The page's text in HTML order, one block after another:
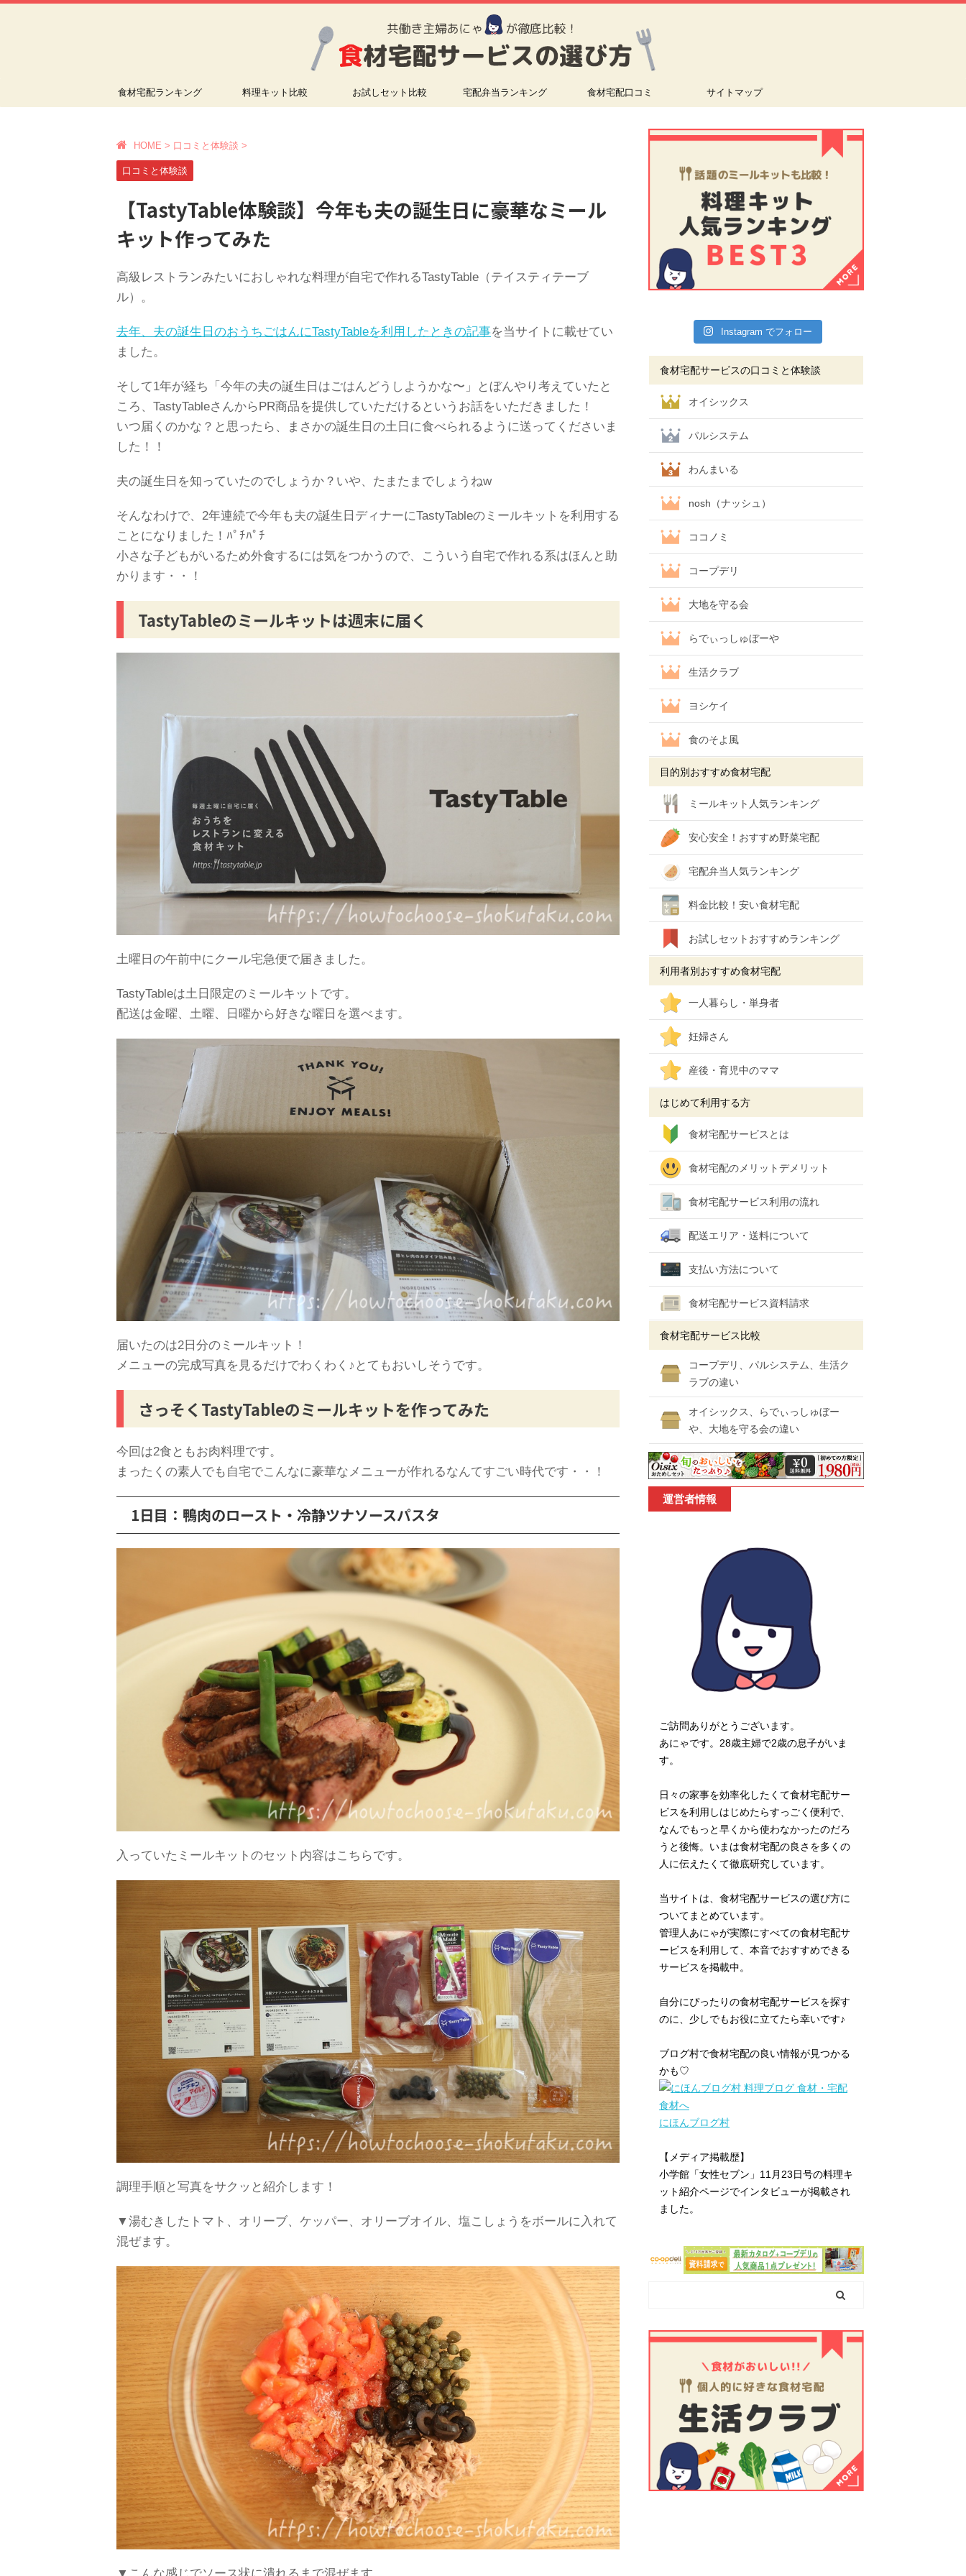
食材宅配ランキング 料理キット比較 お試しセット比較 宅配弁当ランキング 食材宅配口コミ サイトマップ
HOME > 口コミと体験談 >
口コミと体験談
【TastyTable体験談】今年も夫の誕生日に豪華なミール
キット作ってみた
高級レストランみたいにおしゃれな料理が自宅で作れるTastyTable（テイスティテーブ
ル）。
去年、夫の誕生日のおうちごはんにTastyTableを利用したときの記事を当サイトに載せてい
ました。
そして1年が経ち「今年の夫の誕生日はごはんどうしようかな〜」とぼんやり考えていたと
ころ、TastyTableさんからPR商品を提供していただけるというお話をいただきました！
いつ届くのかな？と思ったら、まさかの誕生日の土日に食べられるように送ってくださいま
した！！
夫の誕生日を知っていたのでしょうか？いや、たまたまでしょうねw
そんなわけで、2年連続で今年も夫の誕生日ディナーにTastyTableのミールキットを利用する
ことになりました！ﾊﾟﾁﾊﾟﾁ
小さな子どもがいるため外食するには気をつかうので、こういう自宅で作れる系はほんと助
かります・・！
TastyTableのミールキットは週末に届く
土曜日の午前中にクール宅急便で届きました。
TastyTableは土日限定のミールキットです。
配送は金曜、土曜、日曜から好きな曜日を選べます。
届いたのは2日分のミールキット！
メニューの完成写真を見るだけでわくわく♪とてもおいしそうです。
さっそくTastyTableのミールキットを作ってみた
今回は2食ともお肉料理です。
まったくの素人でも自宅でこんなに豪華なメニューが作れるなんてすごい時代です・・！
1日目：鴨肉のロースト・冷静ツナソースパスタ
入っていたミールキットのセット内容はこちらです。
調理手順と写真をサクッと紹介します！
▼湯むきしたトマト、オリーブ、ケッパー、オリーブオイル、塩こしょうをボールに入れて
混ぜます。
▼こんな感じでソース状に潰れるまで混ぜます。
Instagram でフォロー
食材宅配サービスの口コミと体験談
オイシックス
パルシステム
わんまいる
nosh（ナッシュ）
ココノミ
コープデリ
大地を守る会
らでぃっしゅぼーや
生活クラブ
ヨシケイ
食のそよ風
目的別おすすめ食材宅配
ミールキット人気ランキング
安心安全！おすすめ野菜宅配
宅配弁当人気ランキング
料金比較！安い食材宅配
お試しセットおすすめランキング
利用者別おすすめ食材宅配
一人暮らし・単身者
妊婦さん
産後・育児中のママ
はじめて利用する方
食材宅配サービスとは
食材宅配のメリットデメリット
食材宅配サービス利用の流れ
配送エリア・送料について
支払い方法について
食材宅配サービス資料請求
食材宅配サービス比較
コープデリ、パルシステム、生活ク
ラブの違い
オイシックス、らでぃっしゅぼー
や、大地を守る会の違い
運営者情報
ご訪問ありがとうございます。
あにゃです。28歳主婦で2歳の息子がいま
す。
日々の家事を効率化したくて食材宅配サー
ビスを利用しはじめたらすっごく便利で、
なんでもっと早くから使わなかったのだろ
うと後悔。いまは食材宅配の良さを多くの
人に伝えたくて徹底研究しています。
当サイトは、食材宅配サービスの選び方に
ついてまとめています。
管理人あにゃが実際にすべての食材宅配サ
ービスを利用して、本音でおすすめできる
サービスを掲載中。
自分にぴったりの食材宅配サービスを探す
のに、少しでもお役に立てたら幸いです♪
ブログ村で食材宅配の良い情報が見つかる
かも♡
にほんブログ村
【メディア掲載歴】
小学館「女性セブン」11月23日号の料理キ
ット紹介ページでインタビューが掲載され
ました。